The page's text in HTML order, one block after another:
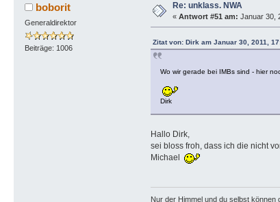
boborit
Generaldirektor
Beiträge: 1006
Re: unklass. NWA
« Antwort #51 am: Januar 30,
Zitat von: Dirk am Januar 30, 2011,
Wo wir gerade bei IMBs sind - hier
Dirk
Hallo Dirk,
sei bloss froh, dass ich die nicht
Michael
Nur der Himmel und du selbst können